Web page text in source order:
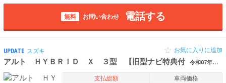
無料 お問い合わせ 電話する
UPDATE スズキ
アルト ＨＹＢＲＩＤ Ｘ ３型 【旧型ナビ特典付 令和07年（2025年） 0.1万km 大阪府松原市
お気に入りに追加
支払総額 車両価格